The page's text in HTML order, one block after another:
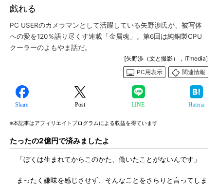
戯れる
PC USERのカメラマンとして活躍している矢野渉氏が、被写体
への愛を120％語り尽くす連載「金属魂」。第6回は純銅製CPU
クーラーのよもやま話だ。
[矢野渉（文と撮影），ITmedia]
PC用表示
関連情報
Share Post LINE Hatena
※本記事はアフィリエイトプログラムによる収益を得ています
たったの2億円で済みましたよ
「ぼくは生まれてからこのかた、働いたことがないんです」
まったく嫌味を感じさせず、そんなことをさらりと言ってしま